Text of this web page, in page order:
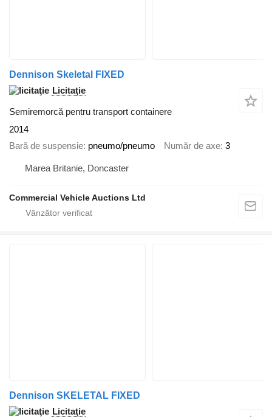
Dennison Skeletal FIXED
Licitaţie
Semiremorcă pentru transport containere
2014
Bară de suspensie pneumo/pneumo Număr de axe 3
Marea Britanie, Doncaster
Commercial Vehicle Auctions Ltd
Dennison SKELETAL FIXED
Licitaţie